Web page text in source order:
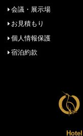
会議・展示場
お見積もり
個人情報保護
宿泊約款